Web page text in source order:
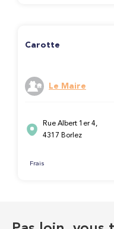
Carotte
Le Maire
Rue Albert 1er 4,
4317 Borlez
Frais